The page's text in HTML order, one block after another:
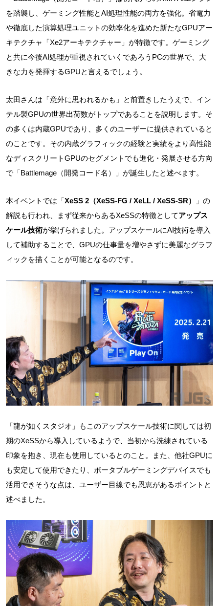
を踏襲し、ゲーミング性能とAI処理性能の両方を強化。省電力
や徹底した演算処理ユニットの効率化を進めた新たなGPUアー
キテクチャ「Xe2アーキテクチャー」が特徴です。ゲーミング
と共に今後AI処理が重視されていくであろうPCの世界で、大
きな力を発揮するGPUと言えるでしょう。
太田さんは「意外に思われるかも」と前置きしたうえで、イン
テル製GPUの世界出荷数がトップであることを説明します。そ
の多くは内蔵GPUであり、多くのユーザーに提供されていると
のことです。その内蔵グラフィックの経験と実績をより高性能
なディスクリートGPUのセグメントでも進化・発展させる方向
で「Battlemage（開発コード名）」が誕生したと述べます。
本イベントでは「XeSS 2（XeSS-FG / XeLL / XeSS-SR）
」の
解説も行われ、まず従来からあるXeSSの特徴としてアップス
ケール技術が挙げられました。アップスケールにAI技術を導入
して補助することで、GPUの仕事量を増やさずに美麗なグラフ
ィックを描くことが可能となるのです。
「龍が如くスタジオ」もこのアップスケール技術に関しては初
期のXeSSから導入しているようで、当初から洗練されている
印象を抱き、現在も使用しているとのこと。また、他社GPUに
も安定して使用できたり、ポータブルゲーミングデバイスでも
活用できそうな点は、ユーザー目線でも恩恵があるポイントと
述べました。